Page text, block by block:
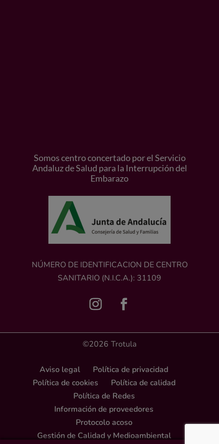
Somos centro concertado por el Servicio
Andaluz de Salud para la Interrupción del
Embarazo
NÚMERO DE IDENTIFICACION DE CENTRO
SANITARIO (N.I.C.A.): 31109
©2026 Trotula
Aviso legal
Política de privacidad
Política de cookies
Política de calidad
Política de Redes
Información de proveedores
Protocolo acoso
Gestión de Calidad y Medioambiental